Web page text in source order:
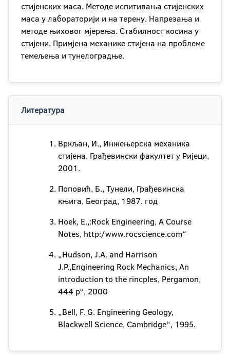
стијенских маса. Методе испитивања стијенских
маса у лабораторији и на терену. Напрезања и
методе њиховог мјерења. Стабилност косина у
стијени. Примјена механике стијена на проблеме
темељења и тунелоградње.
Литература
Вркљан, И., Инжењерска механика
стијена, Грађевински факултет у Ријеци,
2001.
Поповић, Б., Тунели, Грађевинска
књига, Београд, 1987. год
Hoek, E.,:Rock Engineering, A Course
Notes, http:/www.rocscience.com“
„Hudson, J.A. and Harrison
J.P.,Engineering Rock Mechanics, An
introduction to the rincples, Pergamon,
444 p“, 2000
„Bell, F. G. Engineering Geology,
Blackwell Science, Cambridge“, 1995.